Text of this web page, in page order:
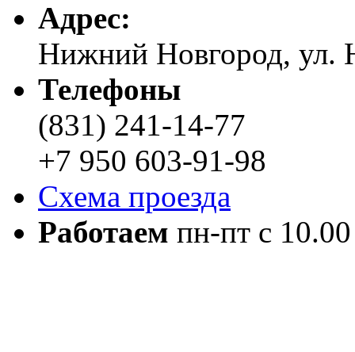
Адреc:
Нижний Новгород, ул.
Телефоны
(831) 241-14-77
+7 950 603-91-98
Схема проезда
Работаем пн-пт с